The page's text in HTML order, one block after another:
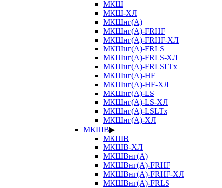
МКШ
МКШ-ХЛ
МКШнг(А)
МКШнг(А)-FRHF
МКШнг(А)-FRHF-ХЛ
МКШнг(А)-FRLS
МКШнг(А)-FRLS-ХЛ
МКШнг(А)-FRLSLTx
МКШнг(А)-HF
МКШнг(А)-HF-ХЛ
МКШнг(А)-LS
МКШнг(А)-LS-ХЛ
МКШнг(А)-LSLTx
МКШнг(А)-ХЛ
МКШВ▶
МКШВ
МКШВ-ХЛ
МКШВнг(А)
МКШВнг(А)-FRHF
МКШВнг(А)-FRHF-ХЛ
МКШВнг(А)-FRLS